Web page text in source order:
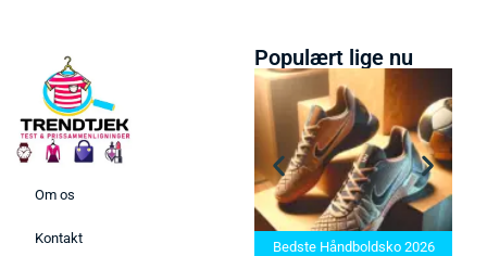
Om os
Kontakt
Populært lige nu
Bedste Saunatæppe 2025 –
Find de bedste produkter her!
Bedste Håndboldsko 2026